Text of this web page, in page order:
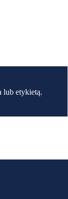
lub etykietą.